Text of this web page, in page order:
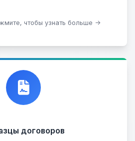
чтобы узнать больше →
партнером
договоров
купли-продажи